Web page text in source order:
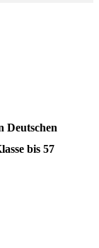
Deutschen
bis 57